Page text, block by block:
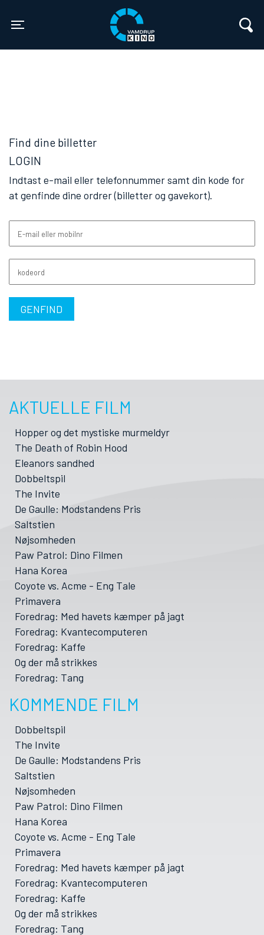
Vamdrup Kino
Find dine billetter
LOGIN
Indtast e-mail eller telefonnummer samt din kode for
at genfinde dine ordrer (billetter og gavekort).
E-mail eller mobilnr
kodeord
GENFIND
AKTUELLE FILM
Hopper og det mystiske murmeldyr
The Death of Robin Hood
Eleanors sandhed
Dobbeltspil
The Invite
De Gaulle: Modstandens Pris
Saltstien
Nøjsomheden
Paw Patrol: Dino Filmen
Hana Korea
Coyote vs. Acme - Eng Tale
Primavera
Foredrag: Med havets kæmper på jagt
Foredrag: Kvantecomputeren
Foredrag: Kaffe
Og der må strikkes
Foredrag: Tang
KOMMENDE FILM
Dobbeltspil
The Invite
De Gaulle: Modstandens Pris
Saltstien
Nøjsomheden
Paw Patrol: Dino Filmen
Hana Korea
Coyote vs. Acme - Eng Tale
Primavera
Foredrag: Med havets kæmper på jagt
Foredrag: Kvantecomputeren
Foredrag: Kaffe
Og der må strikkes
Foredrag: Tang